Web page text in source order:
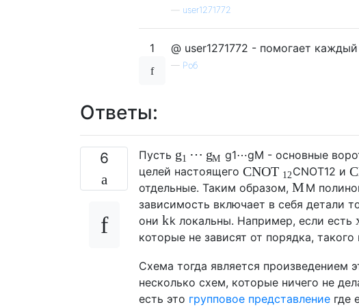
user1271772
1 @ user1271772 - помогает
— Роб
Ответы:
6 Пусть g1 ⋯ gM g1⋯gM - основные
целей настоящего CNOT 12 CNOT12 и
отдельные. Таким образом, MM
зависимость включает в себя детали
они kk локальны. Например, если есть
которые не зависят от порядка, такого
Схема тогда является произведением
несколько схем, которые ничего не
есть это групповое представление где